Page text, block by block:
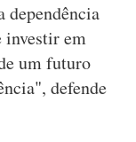
dependência
investir em
um futuro
defende